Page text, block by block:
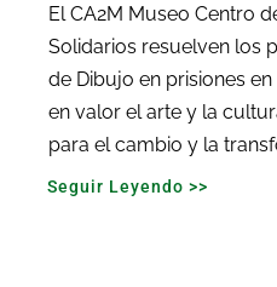
El CA2M Museo Centro
Solidarios resuelven los
de Dibujo en prisiones
en valor el arte y la
para el cambio y la
Seguir Leyendo >>